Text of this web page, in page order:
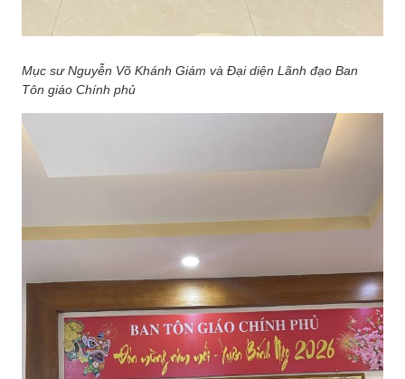
Mục sư Nguyễn Võ Khánh Giám và Đại diện Lãnh đạo Ban
Tôn giáo Chính phủ